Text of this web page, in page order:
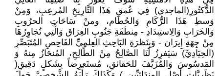
الدُّكتُورِ(الماجدي) فِي عُمقِ هَذَا التَّارِيخِ المُرعِبِ، وَمِنْ
وَسطِ هَذَا الرُّكَامِ وَالحُطَام، ومنْ سَاحَاتِ الحرُوبِ
وَالخَرَابِ وَالِاستِبدَادِ - مِنطَقَةِ جَنُوبِ العِرَاق وَالَّتِي تُجَاوِرُهَا
مِنْ جِهَةِ إِيرَان - وَبِنَظرَةِ البَاحِثِ العِلمِيِّ الفَاحِصِ المُتَبَصِّرِ
(الحِيَادِيِّ) سَيَفرِزُ لَنَا الصَّالِحُ مِنْ الطَّالِحِ، المُنحَازُ مِنهُ وَ
المَدسُوسَ وَالمُزَيَّفَ للحَقائقِ، مُستَعرِضاً بِشَكلٍ دَقِيقِ(